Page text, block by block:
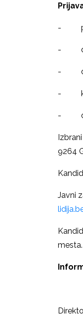
-
-
-
-
-
9264
Javni
mesta.